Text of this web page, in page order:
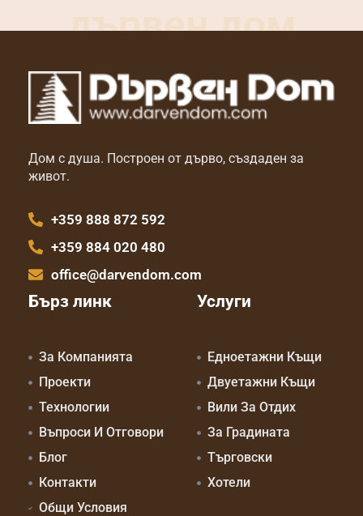
дървен дом
Дом с душа. Построен от дърво, създаден за
живот.
+359 888 872 592
+359 884 020 480
office@darvendom.com
Бърз линк
За Компанията
Проекти
Технологии
Въпроси И Отговори
Блог
Контакти
Общи Условия
Услуги
Едноетажни Къщи
Двуетажни Къщи
Вили За Отдих
За Градината
Търговски
Хотели